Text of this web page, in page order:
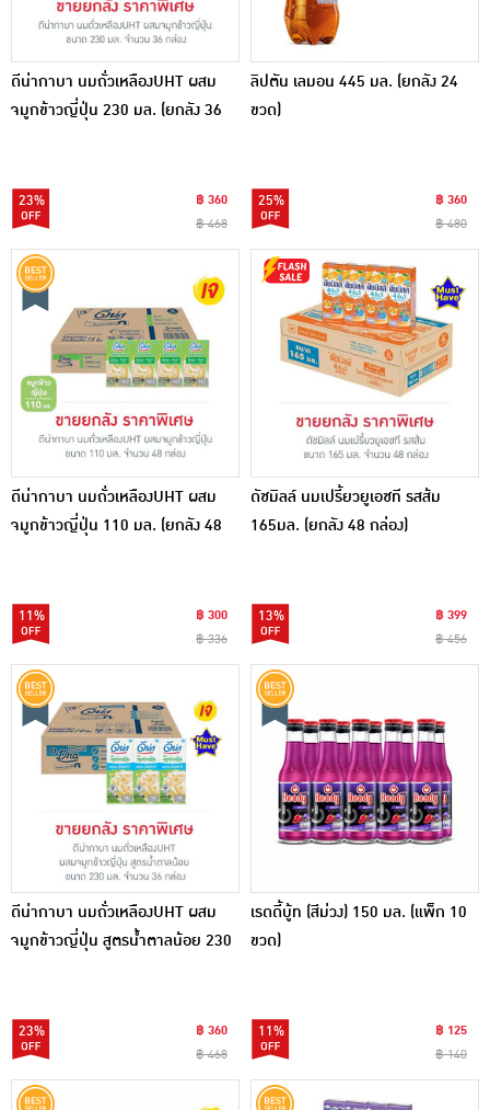
ดีน่ากาบา นมถั่วเหลืองUHT ผสม
จมูกข้าวญี่ปุ่น 230 มล. (ยกลัง 36
23%
฿ 360
฿ 468
ลิปตัน เลมอน 445 มล. (ยกลัง 24
ขวด)
25%
฿ 360
฿ 480
ดีน่ากาบา นมถั่วเหลืองUHT ผสม
จมูกข้าวญี่ปุ่น 110 มล. (ยกลัง 48
11%
฿ 300
฿ 336
ดัชมิลล์ นมเปรี้ยวยูเอชที รสส้ม
165มล. (ยกลัง 48 กล่อง)
13%
฿ 399
฿ 456
ดีน่ากาบา นมถั่วเหลืองUHT ผสม
จมูกข้าวญี่ปุ่น สูตรน้ำตาลน้อย 230
23%
฿ 360
฿ 468
เรดดี้บู้ท (สีม่วง) 150 มล. (แพ็ก 10
ขวด)
11%
฿ 125
฿ 140